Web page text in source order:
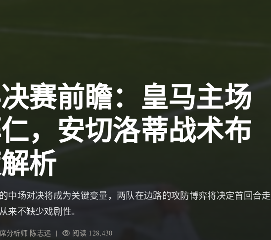
赛前瞻：皇马主场
，安切洛蒂战术布
析
中场对决将成为关键变量，两队在边路的攻防博弈将决定首回合走
来不缺少戏剧性。
分析师 陈志远 | 阅读 128,430